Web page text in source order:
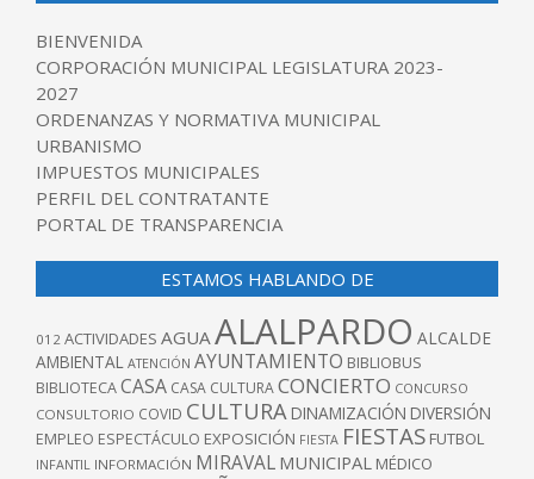
BIENVENIDA
CORPORACIÓN MUNICIPAL LEGISLATURA 2023-
2027
ORDENANZAS Y NORMATIVA MUNICIPAL
URBANISMO
IMPUESTOS MUNICIPALES
PERFIL DEL CONTRATANTE
PORTAL DE TRANSPARENCIA
ESTAMOS HABLANDO DE
012 ACTIVIDADES AGUA ALALPARDO ALCALDE
AMBIENTAL ATENCIÓN AYUNTAMIENTO BIBLIOBUS
BIBLIOTECACASA CASA CULTURACONCIERTO CONCURSO
CONSULTORIO COVID CULTURA DINAMIZACIÓN DIVERSIÓN
EMPLEO ESPECTÁCULO EXPOSICIÓN FIESTA FIESTAS FUTBOL
INFANTIL INFORMACIÓN MIRAVAL MUNICIPAL MÉDICO